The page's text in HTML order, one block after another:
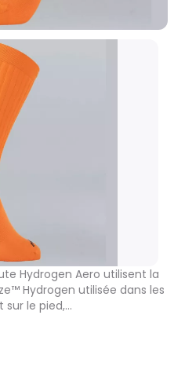
Hydrogen Aero utilisent la
Hydrogen utilisée dans les
le pied,...